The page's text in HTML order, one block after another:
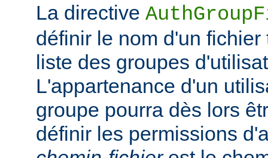
La directive
définir le nom d'un
liste des groupes
L'appartenance d'un
groupe pourra dès lors
définir les permissions